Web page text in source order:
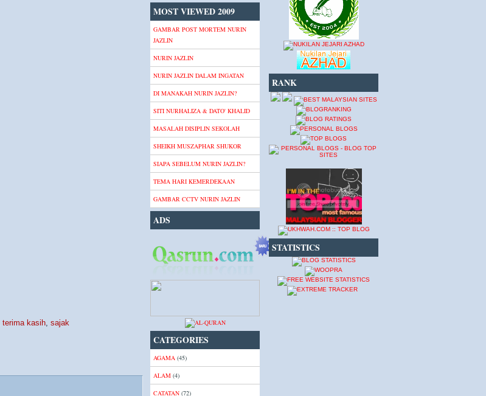
terima kasih, sajak
MOST VIEWED 2009
GAMBAR POST MORTEM NURIN
JAZLIN
NURIN JAZLIN
NURIN JAZLIN DALAM INGATAN
DI MANAKAH NURIN JAZLIN?
SITI NURHALIZA & DATO' KHALID
MASALAH DISIPLIN SEKOLAH
SHEIKH MUSZAPHAR SHUKOR
SIAPA SEBELUM NURIN JAZLIN?
TEMA HARI KEMERDEKAAN
GAMBAR CCTV NURIN JAZLIN
ADS
CATEGORIES
AGAMA (45)
ALAM (4)
CATATAN (72)
RANK
STATISTICS